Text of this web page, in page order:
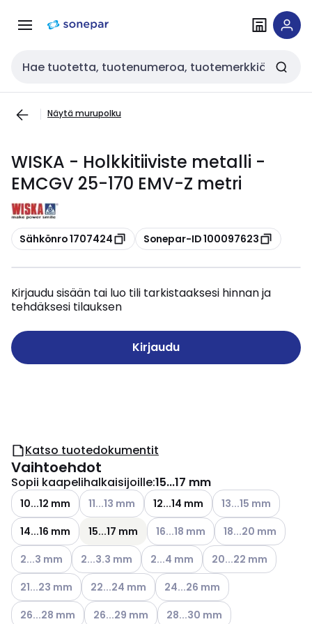
navigointiinsisältöön
Haku
Näytä murupolku
WISKA - Holkkitiiviste metalli -
EMCGV 25-170 EMV-Z metri
Kopioi
Sähkönro 1707424 Kopioi
Sonepar-ID 100097623
Kirjaudu sisään tai luo tili tarkistaaksesi hinnan ja
tehdäksesi tilauksen
Kirjaudu
Katso tuotedokumentit
Vaihtoehdot
Sopii kaapelihalkaisijoille:15...17 mm
10...12 mm Katso käytettävissä olevat vaihtoehdot
11...13 mm 12...14 mm Katso
13...15 mm
14...16 mm
15...17 mm Katso käytettävissä olevat
16...18 mm Katso
18...20 mm
Katso käytettävissä olevat vaihtoehdot
2...3 mm Katso käytettävissä olevat vaihtoehdot
2...3.3 mm Katso käytettävissä olevat
2...4 mm Katso käytettävissä
20...22 mm
Katso käytettävissä olevat vaihtoehdot
21...23 mm Katso käytettävissä olevat vaihtoehdot
22...24 mm Katso käytettävissä olevat
24...26 mm
Katso käytettävissä olevat vaihtoehdot
26...28 mm Katso käytettävissä olevat vaihtoehdot
26...29 mm Katso käytettävissä olevat
28...30 mm